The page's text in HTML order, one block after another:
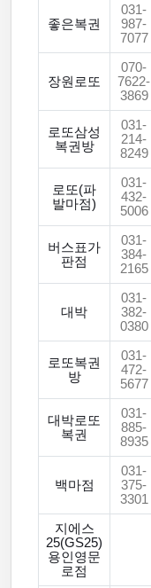
좋은복권
031-
987-
7077
장원로또
070-
7622-
3869
로또삼성
복권방
031-
214-
8249
로또(파
발마점)
031-
432-
5006
버스표가
판점
031-
384-
2165
대박
031-
382-
0380
로또복권
방
031-
472-
5677
대박로또
복권
031-
885-
8935
백마점
031-
375-
3301
지에스
25(GS25)
용인영문
로점